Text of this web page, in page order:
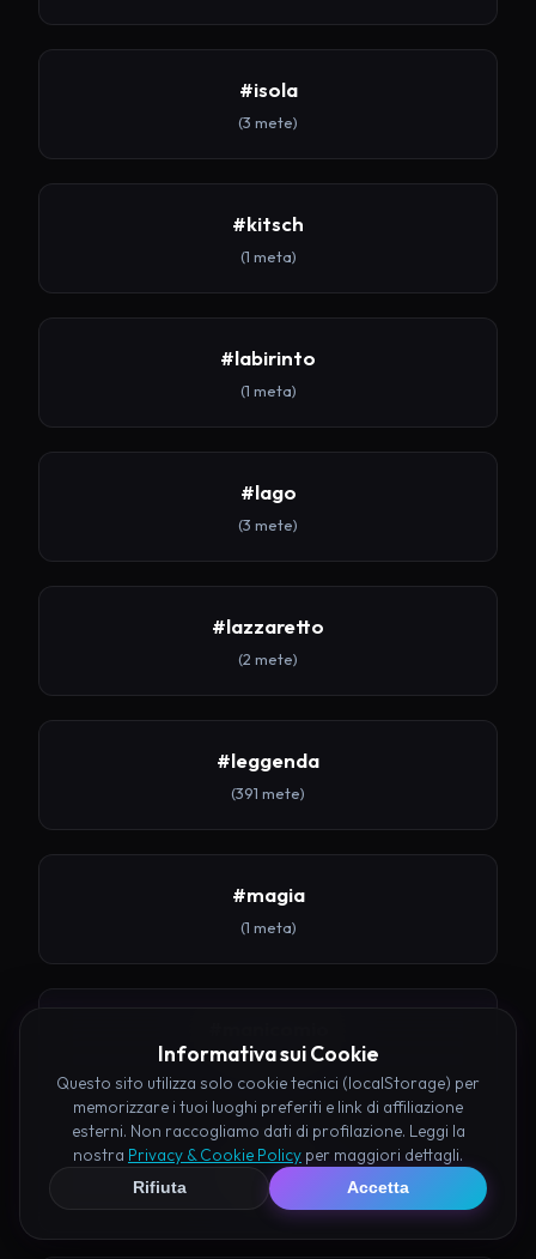
#isola
(3 mete)
#kitsch
(1 meta)
#labirinto
(1 meta)
#lago
(3 mete)
#lazzaretto
(2 mete)
#leggenda
(391 mete)
#magia
(1 meta)
(1 meta)
#mare
(8 mete)
Informativa sui Cookie
Questo sito utilizza solo cookie tecnici (localStorage) per
memorizzare i tuoi luoghi preferiti e link di affiliazione
esterni. Non raccogliamo dati di profilazione. Leggi la
nostra Privacy & Cookie Policy per maggiori dettagli.
Rifiuta Accetta